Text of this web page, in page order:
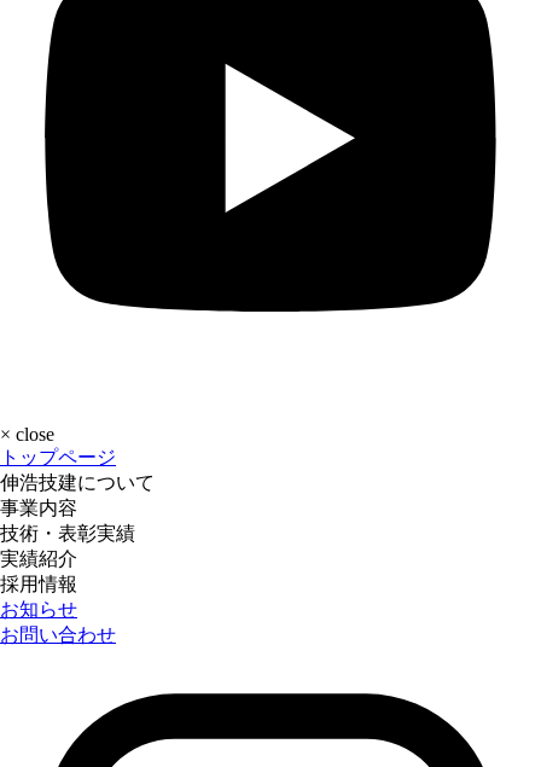
× close
トップページ
伸浩技建について
事業内容
技術・表彰実績
実績紹介
採用情報
お知らせ
お問い合わせ